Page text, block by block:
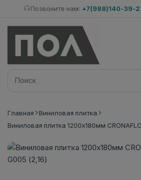
Позвоните нам: +7(988)140-39-
Главная
Виниловая плитка
Виниловая плитка 1200x180мм